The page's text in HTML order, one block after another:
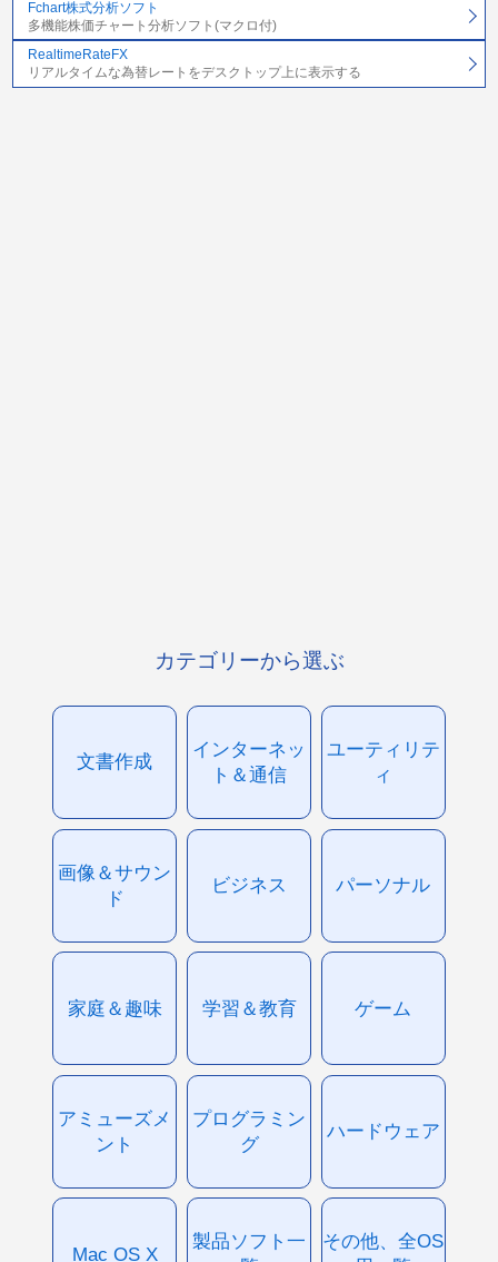
Fchart株式分析ソフト
多機能株価チャート分析ソフト(マクロ付)
RealtimeRateFX
リアルタイムな為替レートをデスクトップ上に表示する
カテゴリーから選ぶ
文書作成
インターネッ
ト＆通信
ユーティリテ
ィ
画像＆サウン
ド
ビジネス パーソナル
家庭＆趣味 学習＆教育 ゲーム
アミューズメ
ント
プログラミン
グ
ハードウェア
Mac OS X
製品ソフト一
その他、全OS